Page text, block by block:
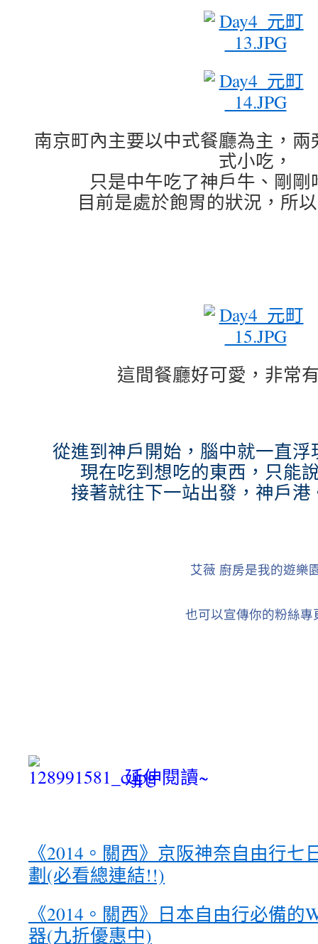
南京町內主要以中式餐廳為主，
式小吃，
只是中午吃了神戶牛、剛
目前是處於飽胃的狀況，所
這間餐廳好可愛，非常
從進到神戶開始，腦中就一直
現在吃到想吃的東西，只能
接著就往下一站出發，神戶
艾薇 廚房是我的遊樂
也可以宣傳你的粉絲專
延伸閱讀~
《2014。關西》京阪神奈自由行七
劃(必看總連結!!)
《2014。關西》 日本自由行必備的
器(九折優惠中)